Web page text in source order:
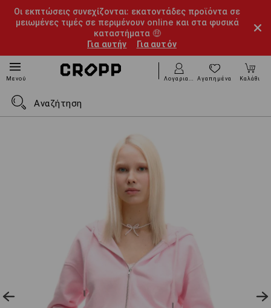
Οι εκπτώσεις συνεχίζονται: εκατοντάδες προϊόντα σε
μειωμένες τιμές σε περιμένουν online και στα φυσικά
καταστήματα 🤑
Για αυτήν
Για αυτόν
Μενού ΛογαριασμόςΑγαπημένα Καλάθι